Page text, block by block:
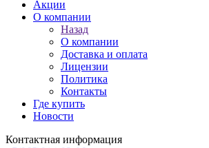
Акции
О компании
Назад
О компании
Доставка и оплата
Лицензии
Политика
Контакты
Где купить
Новости
Контактная информация